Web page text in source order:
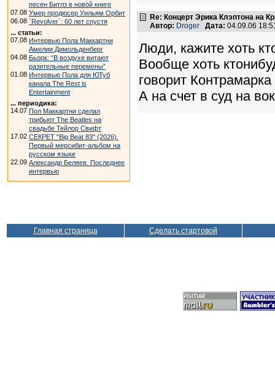
песен Битлз в новой книге
07.08 Умер продюсер Уильям Орбит
06.08 `Revolver`: 60 лет спустя
... статьи:
07.08 Интервью Пола Маккартни
Амелии Димольденберг
04.08 Бьорк: “В воздухе витают
разительные перемены”
01.08 Интервью Пола для ЮТуб
канала The Rest is
Entertainment
... периодика:
14.07 Пол Маккартни сделал
трибьют The Beatles на
свадьбе Тейлор Свифт
17.02 СЕКРЕТ "Big Beat 83" (2026).
Первый мерсибит-альбом на
русском языке
22.09 Александр Беляев. Последнее
интервью
Re: Концерт Эрика Клэптона на
Автор: Droger Дата: 04.09.06
Люди, кажите хоть
Вообще хоть
говорит Контрамарка
А на счет в суд на
Главная страница Сделать стартовой